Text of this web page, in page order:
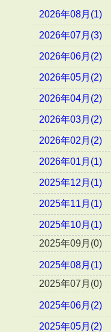
2026年08月(1)
2026年07月(3)
2026年06月(2)
2026年05月(2)
2026年04月(2)
2026年03月(2)
2026年02月(2)
2026年01月(1)
2025年12月(1)
2025年11月(1)
2025年10月(1)
2025年09月(0)
2025年08月(1)
2025年07月(0)
2025年06月(2)
2025年05月(2)